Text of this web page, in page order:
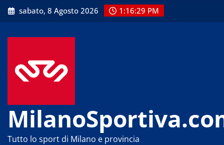
Skip
to
sabato, 8 Agosto 2026 1:16:29 PM
Tutto lo sport di Milano e provincia